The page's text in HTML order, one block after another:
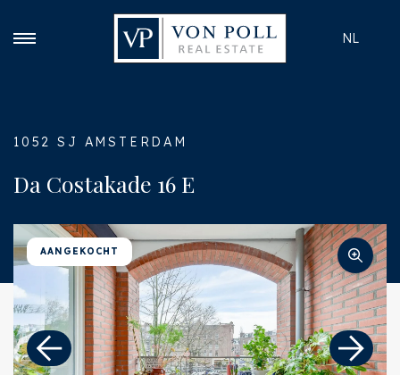
NL
1052 SJ AMSTERDAM
Da Costakade 16 E
AANGEKOCHT